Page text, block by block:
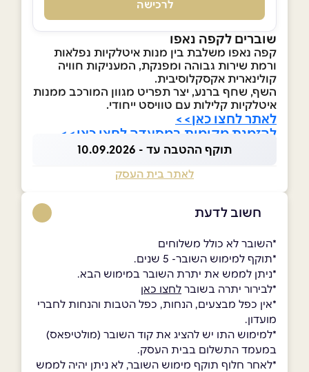
לרכישה
שוברים לקפה נאפו
קפה נאפו משלבת בין מנות איטלקיות נפלאות
ורמת שירות גבוהה ומפנקת, המעניקות חוויה
קולינארית אקסקלוסיבית.
השף, שחף ברנע, יצר תפריט מגוון המורכב ממנות
איטלקיות קלילות עם טוויסט ייחודי.
לאתר לחצו כאן>>
להזמנת מקומות במסעדה לחצו כאן>>
תוקף ההטבה עד - 10.09.2026
לאתר בית העסק
חשוב לדעת
*השובר לא כולל משלוחים
*תוקף למימוש השובר- 5 שנים.
*ניתן לממש את יתרת השובר במימוש הבא.
*לבירור יתרה בשובר לחצו כאן
*אין כפל מבצעים, הנחות, כפל הטבות והנחות לחברי
מועדון.
*למימוש התו יש להציג את קוד השובר (מולטיפאס)
במעמד התשלום בבית העסק.
*לאחר חלוף תוקף מימוש השובר, לא ניתן יהיה לממש